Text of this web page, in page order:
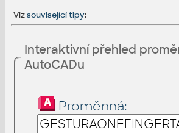
Vizsouvisející tipy:
Interaktivní přehled
AutoCADu
Proměnná: